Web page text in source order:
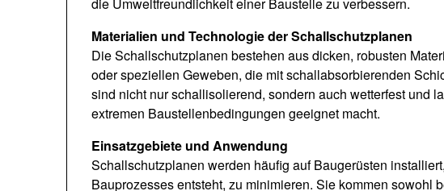
Materialien und Technologie der Schallschutzplanen
Die Schallschutzplanen bestehen aus dicken, robusten
oder speziellen Geweben, die mit schallabsorbierenden
sind nicht nur schallisolierend, sondern auch wetterfest und
extremen Baustellenbedingungen geeignet macht.
Einsatzgebiete und Anwendung
Schallschutzplanen werden häufig auf Baugerüsten
Bauprozesses entsteht, zu minimieren. Sie kommen sowohl